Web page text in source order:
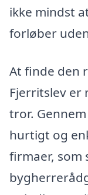
ikke mindst
forløber
At finde den
Fjerritslev er
tror.
hurtigt og
firmaer, som